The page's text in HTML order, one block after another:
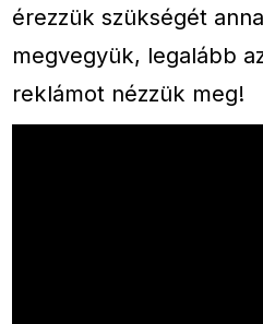
érezzük szükségét
megvegyük, legalább
reklámot nézzük meg!